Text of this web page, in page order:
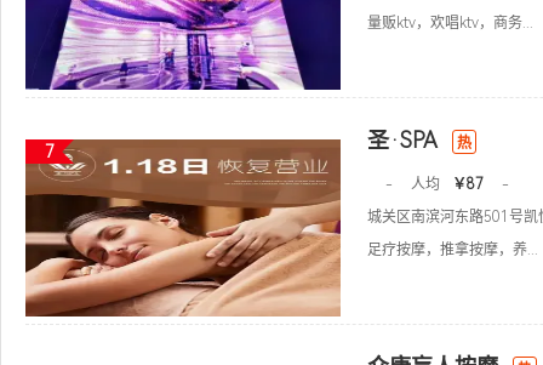
量贩ktv，欢唱ktv，商务...
7 圣·SPA 热
- 人均 ￥87
-
城关区南滨河东路501号凯
足疗按摩，推拿按摩，养...